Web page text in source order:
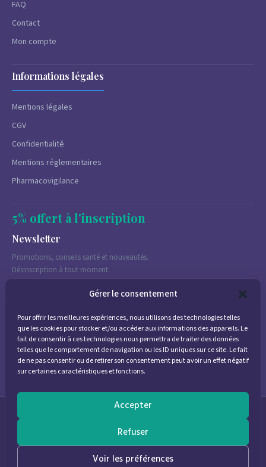
Gérer le consentement
Pour offrir les meilleures expériences, nous utilisons des technologies telles
que les cookies pour stocker et/ou accéder aux informations des appareils. Le
fait de consentir à ces technologies nous permettra de traiter des données
telles que le comportement de navigation ou les ID uniques sur ce site. Le fait
de ne pas consentir ou de retirer son consentement peut avoir un effet négatif
sur certaines caractéristiques et fonctions.
Accepter
Refuser
Voir les préférences
FAQ
Contact
Mon compte
Informations légales
Mentions légales
CGV
Confidentialité
Mentions réglementaires
Pharmacovigilance
5% offert à l'inscription
Newsletter
Promotions, conseils santé et nouveautés.
Désinscription à tout moment.
J'accepte de recevoir des emails marketing conformément à la
politique de confidentialité
Parapharmacie Provence — Pharmacie des Bastides